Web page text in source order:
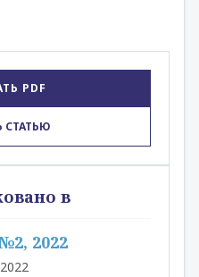
PDF
СТАТЬЮ
в
2022